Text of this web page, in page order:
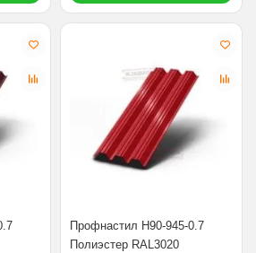
Профнастил Н90-945-0.7
Полиэстер RAL3020